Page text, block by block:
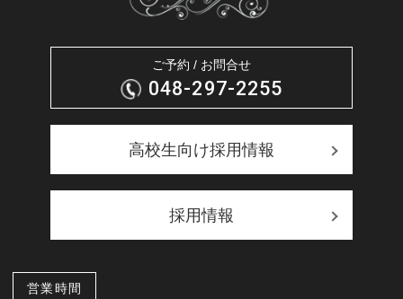
ご予約 / お問合せ
048-297-2255
高校生向け採用情報
採用情報
営業時間